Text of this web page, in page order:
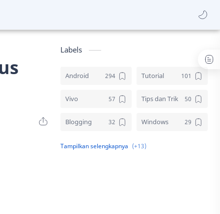
Labels
Android Tutorial
Vivo Tips dan Trik
Blogging Windows
Download Elektronik